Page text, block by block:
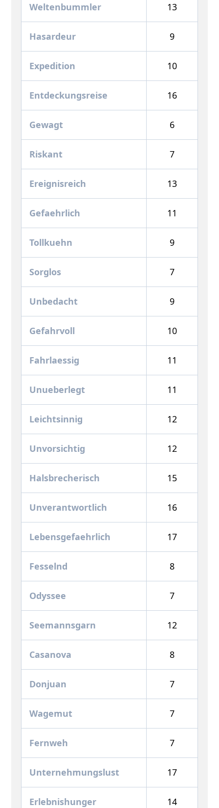
Weltenbummler 13
Hasardeur 9
Expedition 10
Entdeckungsreise 16
Gewagt 6
Riskant 7
Ereignisreich 13
Gefaehrlich 11
Tollkuehn 9
Sorglos 7
Unbedacht 9
Gefahrvoll 10
Fahrlaessig 11
Unueberlegt 11
Leichtsinnig 12
Unvorsichtig 12
Halsbrecherisch 15
Unverantwortlich 16
Lebensgefaehrlich 17
Fesselnd 8
Odyssee 7
Seemannsgarn 12
Casanova 8
Donjuan 7
Wagemut 7
Fernweh 7
Unternehmungslust 17
Erlebnishunger 14